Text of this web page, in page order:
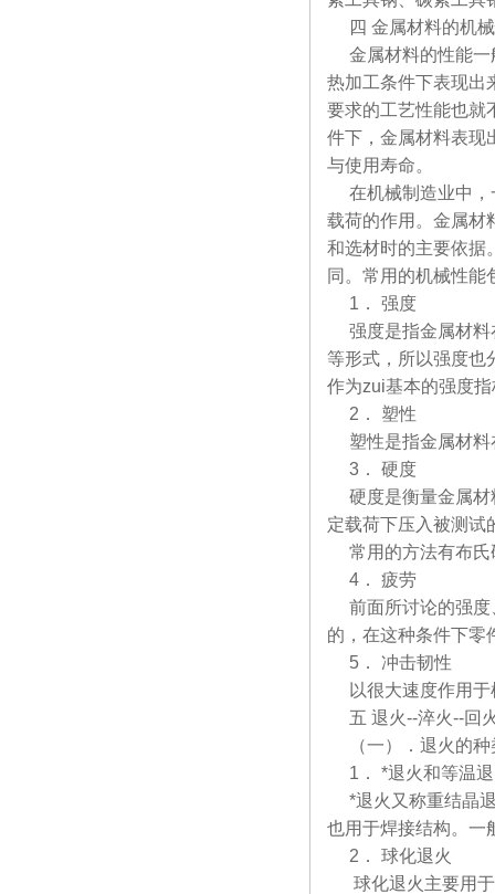
四 金属材料的机
金属材料的性能一
热加工条件下表现出
要求的工艺性能也就
件下，金属材料表现
与使用寿命。
在机械制造业中，
载荷的作用。金属材
和选材时的主要依据
同。常用的机械性
1． 强度
强度是指金属材料
等形式，所以强度也
作为zui基本的强度
2． 塑性
塑性是指金属材料
3． 硬度
硬度是衡量金属材
定载荷下压入被测试
常用的方法有布氏
4． 疲劳
前面所讨论的强度
的，在这种条件下零
5． 冲击韧性
以很大速度作用于
五 退火--淬火--回
（一）．退火的
1． *退火和等温
*退火又称重结晶退
也用于焊接结构。一
2． 球化退火
球化退火主要用于